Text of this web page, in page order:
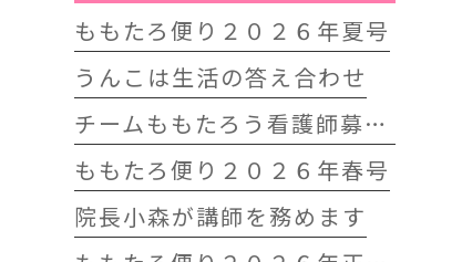
ももたろ便り２０２６年夏号
うんこは生活の答え合わせ
チームももたろう看護師募集中
ももたろ便り２０２６年春号
院長小森が講師を務めます